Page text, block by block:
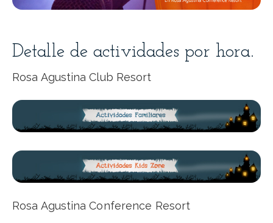
Detalle de actividades por hora.
Rosa Agustina Club Resort
Rosa Agustina Conference Resort